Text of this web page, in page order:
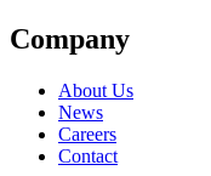
Company
About Us
News
Careers
Contact